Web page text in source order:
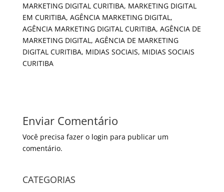
MARKETING DIGITAL CURITIBA, MARKETING DIGITAL
EM CURITIBA, AGÊNCIA MARKETING DIGITAL,
AGÊNCIA MARKETING DIGITAL CURITIBA, AGÊNCIA DE
MARKETING DIGITAL, AGÊNCIA DE MARKETING
DIGITAL CURITIBA, MIDIAS SOCIAIS, MIDIAS SOCIAIS
CURITIBA
Enviar Comentário
Você precisa fazer o login para publicar um
comentário.
CATEGORIAS